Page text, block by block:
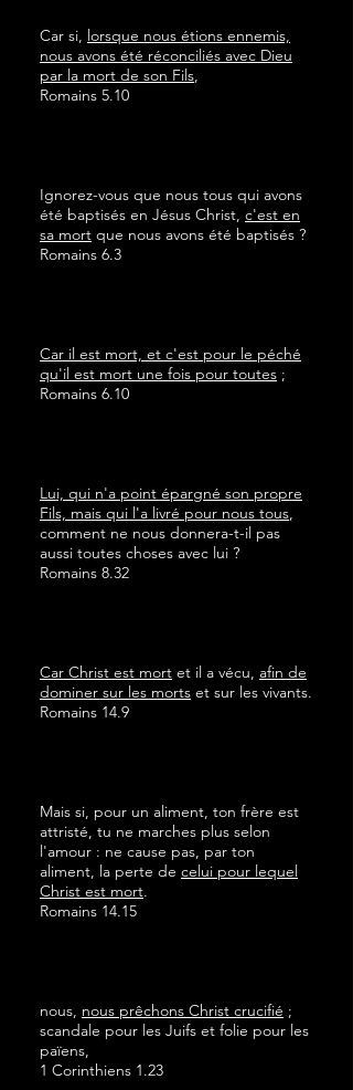
Car si, lorsque nous étions ennemis,
nous avons été réconciliés avec Dieu
par la mort de son Fils,
Romains 5.10
Ignorez-vous que nous tous qui avons
été baptisés en Jésus Christ, c'est en
sa mort que nous avons été baptisés ?
Romains 6.3
Car il est mort, et c'est pour le péché
qu'il est mort une fois pour toutes ;
Romains 6.10
Lui, qui n'a point épargné son propre
Fils, mais qui l'a livré pour nous tous,
comment ne nous donnera-t-il pas
aussi toutes choses avec lui ?
Romains 8.32
Car Christ est mort et il a vécu, afin de
dominer sur les morts et sur les vivants.
Romains 14.9
Mais si, pour un aliment, ton frère est
attristé, tu ne marches plus selon
l'amour : ne cause pas, par ton
aliment, la perte de celui pour lequel
Christ est mort.
Romains 14.15
nous, nous prêchons Christ crucifié ;
scandale pour les Juifs et folie pour les
païens,
1 Corinthiens 1.23